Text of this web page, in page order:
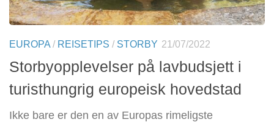
EUROPA / REISETIPS / STORBY 21/07/2022
Storbyopplevelser på lavbudsjett i
turisthungrig europeisk hovedstad
Ikke bare er den en av Europas rimeligste